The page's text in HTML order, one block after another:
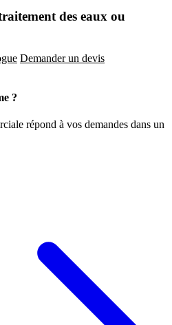
des eaux ou
Demander un devis
?
répond à vos demandes dans un